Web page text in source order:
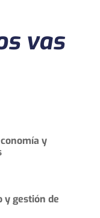
vas
y
y gestión de